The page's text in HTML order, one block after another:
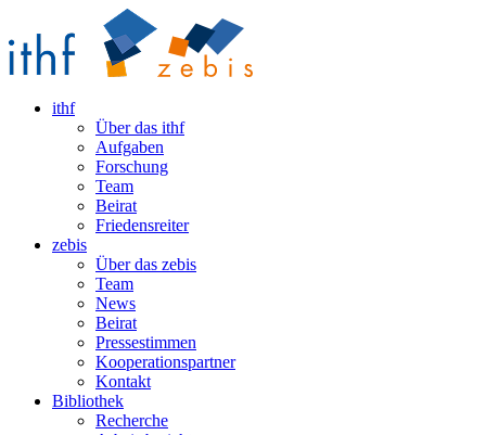
ithf
Über das ithf
Aufgaben
Forschung
Team
Beirat
Friedensreiter
zebis
Über das zebis
Team
News
Beirat
Pressestimmen
Kooperationspartner
Kontakt
Bibliothek
Recherche